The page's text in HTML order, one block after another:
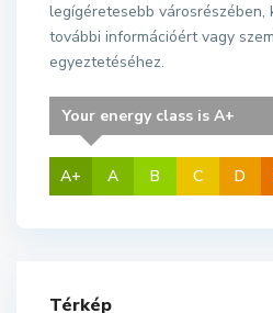
legígéretesebb városrészében,
további információért vagy
egyeztetéséhez.
Your energy class is A+
A+ A B C D
Térkép